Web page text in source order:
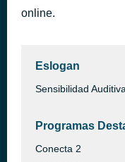
online.
Eslogan
Sensibilidad Auditiva
Programas
Conecta 2